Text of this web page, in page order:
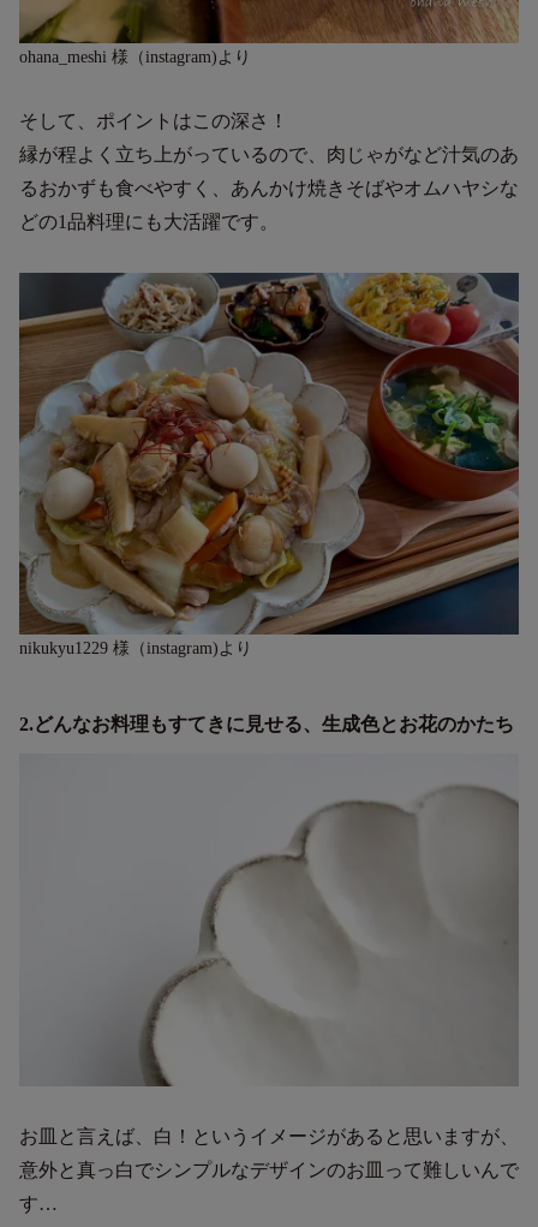
ohana_meshi 様（instagram)より
そして、ポイントはこの深さ！
縁が程よく立ち上がっているので、肉じゃがなど汁気のあ
るおかずも食べやすく、あんかけ焼きそばやオムハヤシな
どの1品料理にも大活躍です。
nikukyu1229 様（instagram)より
2.どんなお料理もすてきに見せる、生成色とお花のかたち
お皿と言えば、白！というイメージがあると思いますが、
意外と真っ白でシンプルなデザインのお皿って難しいんで
す…